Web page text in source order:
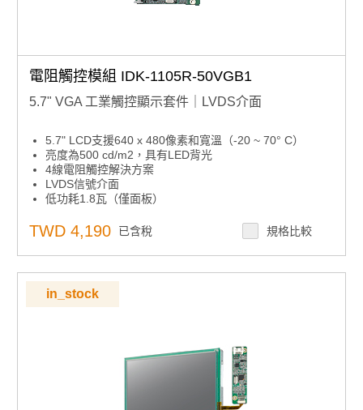
電阻觸控模組 IDK-1105R-50VGB1
5.7" VGA 工業觸控顯示套件｜LVDS介面
5.7" LCD支援640 x 480像素和寬溫（-20 ~ 70° C）
亮度為500 cd/m2，具有LED背光
4線電阻觸控解決方案
LVDS信號介面
低功耗1.8瓦（僅面板）
套件含觸控控制器（USB）
注意：面板套件需要額外的LVDS和背光電纜才能連接到
單板電腦。
TWD 4,190 已含稅 規格比較
in_stock